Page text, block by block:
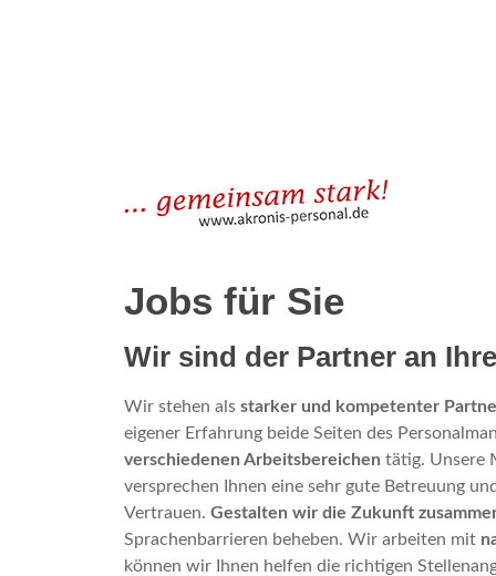
Jobs für Sie
Wir sind der Partner an
Wir stehen als starker und kompetenter
eigener Erfahrung beide Seiten des
verschiedenen Arbeitsbereichen tätig. Unsere
versprechen Ihnen eine sehr gute Betreuung
Vertrauen. Gestalten wir die Zukunft
Sprachenbarrieren beheben. Wir arbeiten mit
können wir Ihnen helfen die richtigen